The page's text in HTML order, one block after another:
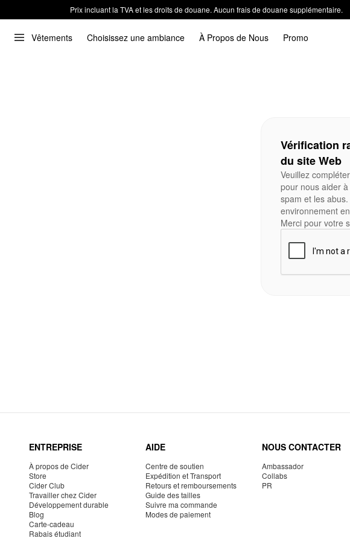
Prix incluant la TVA et les droits de douane. Aucun frais de douane supplémentaire.
Vêtements Choisissez une ambiance À Propos de Nous Promo
Vérification
du site Web
Veuillez
pour nous aider
spam et les
environnement
Merci pour votre
ENTREPRISE
À propos de Cider
Store
Cider Club
Travailler chez Cider
Développement durable
Blog
Carte-cadeau
Rabais étudiant
AIDE
Centre de soutien
Expédition et Transport
Retours et remboursements
Guide des tailles
Suivre ma commande
Modes de paiement
NOUS CONTACTER
Ambassador
Collabs
PR